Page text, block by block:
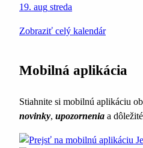
19. aug streda
Zobraziť celý kalendár
Mobilná aplikácia
Stiahnite si mobilnú aplikáciu
novinky, upozornenia a dôležité